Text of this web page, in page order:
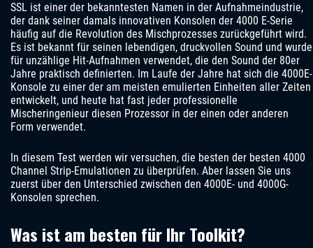
SSL ist einer der bekanntesten Namen in der Aufnahmeindustrie,
der dank seiner damals innovativen Konsolen der 4000 E-Serie
häufig auf die Revolution des Mischprozesses zurückgeführt wird.
Es ist bekannt für seinen lebendigen, druckvollen Sound und wurde
für unzählige Hit-Aufnahmen verwendet, die den Sound der 80er
Jahre praktisch definierten. Im Laufe der Jahre hat sich die 4000E-
Konsole zu einer der am meisten emulierten Einheiten aller Zeiten
entwickelt, und heute hat fast jeder professionelle
Mischeringenieur diesen Prozessor in der einen oder anderen
Form verwendet.
In diesem Test werden wir versuchen, die besten der besten 4000
Channel Strip-Emulationen zu überprüfen. Aber lassen Sie uns
zuerst über den Unterschied zwischen den 4000E- und 4000G-
Konsolen sprechen.
Was ist am besten für Ihr Toolkit?